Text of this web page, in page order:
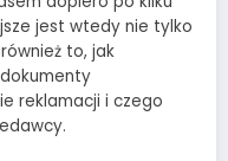
jest wtedy nie tylko
to, jak
reklamacji i czego